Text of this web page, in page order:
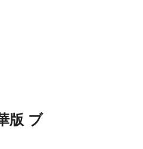
版 ブ